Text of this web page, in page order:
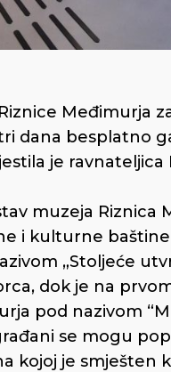
Međimurja
dana besplatno
je
muzeja Riznica
i kulturne
„Stoljeće
dok je na
pod nazivom
se mogu
kojoj je smješten